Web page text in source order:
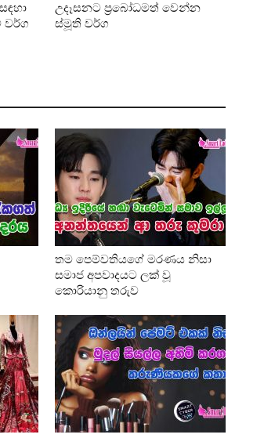
වර්ග
උදෑසනට ප්‍රබෝධමත් වෙන්න
ස්මූති වර්ග
තම පෙම්වතියගේ මරණය නිසා
සමාජ අපවාදයට ලක් වූ
කොරියානු තරුව